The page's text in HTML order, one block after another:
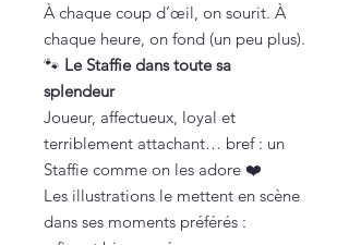
À chaque coup d’œil, on sourit. À
chaque heure, on fond (un peu plus).
🐾 Le Staffie dans toute sa
splendeur
Joueur, affectueux, loyal et
terriblement attachant… bref : un
Staffie comme on les adore ❤️
Les illustrations le mettent en scène
dans ses moments préférés :